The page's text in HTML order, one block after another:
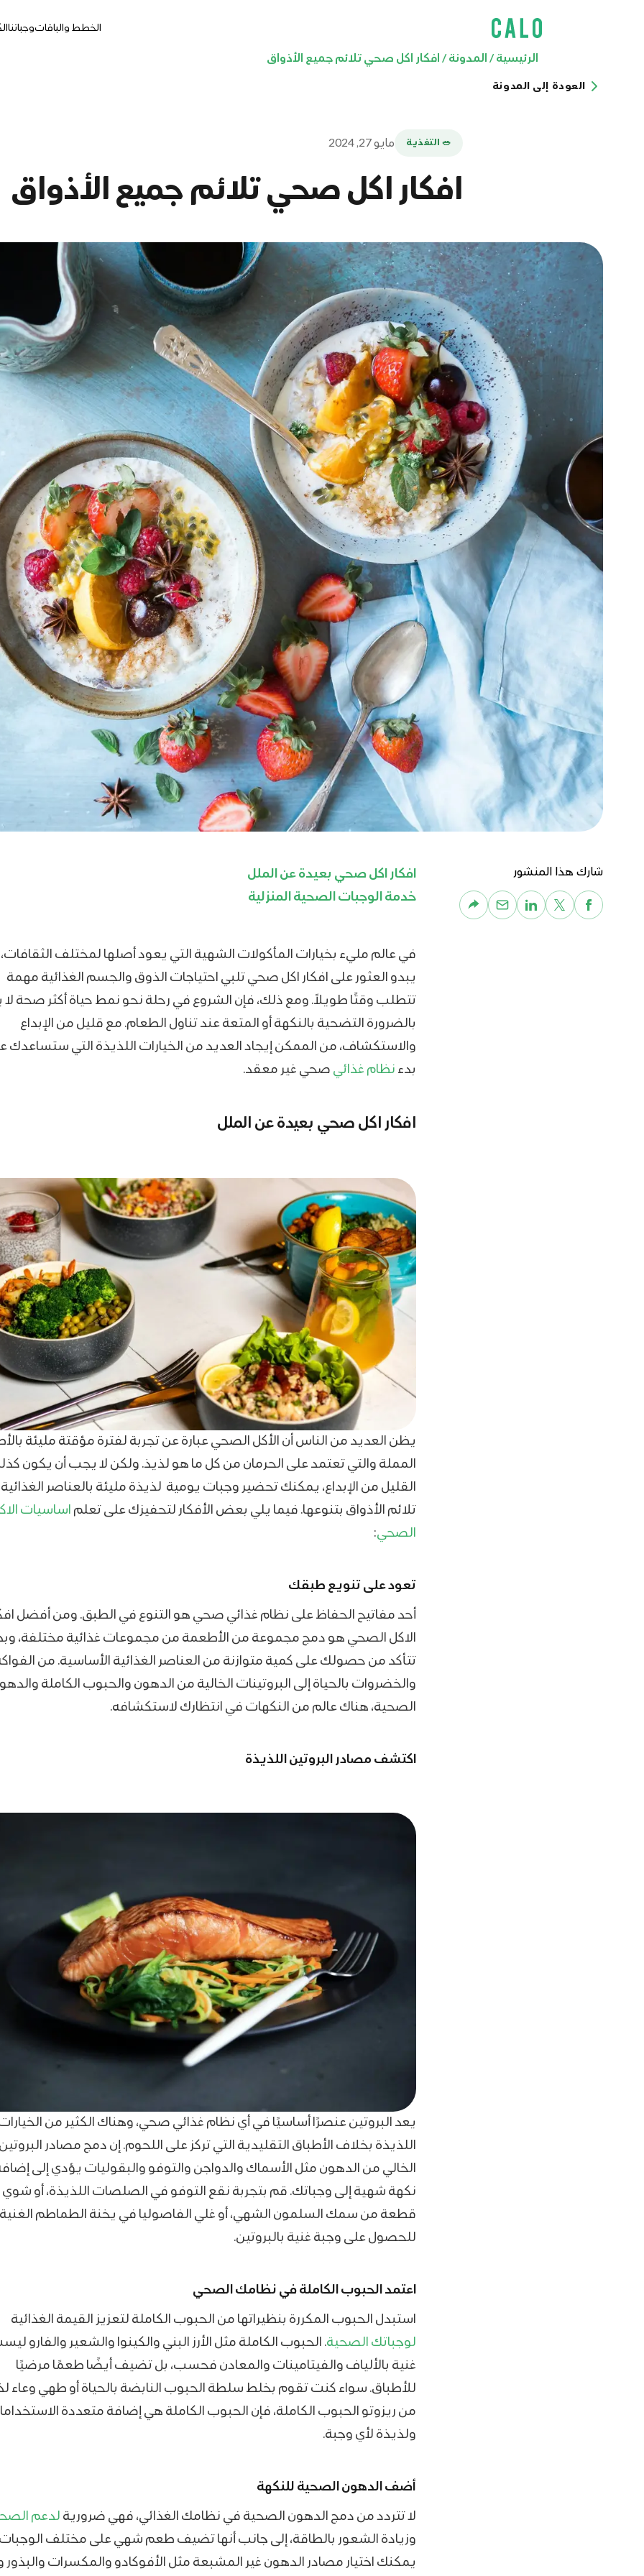
الخطط والباقاتوجباتنا
الرئيسية/ المدونة/ افكار اكل صحي تلائم جميع الأذواق
العودة إلى المدونة
🥗 التغذية مايو 27, 2024
افكار اكل صحي تلائم جميع الأذواق
شارك هذا المنشور
افكار اكل صحي بعيدة عن الملل
خدمة الوجبات الصحية المنزلية
في عالم مليء بخيارات المأكولات الشهية التي يعود أصلها لمختلف
يبدو العثور على افكار اكل صحي تلبي احتياجات الذوق والجسم الغذائية مهمة
تتطلب وقتًا طويلاً. ومع ذلك، فإن الشروع في رحلة نحو نمط حياة أكثر صحة
بالضرورة التضحية بالنكهة أو المتعة عند تناول الطعام. مع قليل من الإبداع
والاستكشاف، من الممكن إيجاد العديد من الخيارات اللذيذة التي ستساعدك
بدء نظام غذائي صحي غير معقد.
افكار اكل صحي بعيدة عن الملل
يظن العديد من الناس أن الأكل الصحي عبارة عن تجربة لفترة مؤقتة مليئة
المملة والتي تعتمد على الحرمان من كل ما هو لذيذ. ولكن لا يجب أن يكون
القليل من الإبداع، يمكنك تحضير وجبات يومية لذيذة مليئة بالعناصر
تلائم الأذواق بتنوعها. فيما يلي بعض الأفكار لتحفيزك على تعلم اساسيات
الصحي:
تعود على تنويع طبقك
أحد مفاتيح الحفاظ على نظام غذائي صحي هو التنوع في الطبق. ومن أفضل
الاكل الصحي هو دمج مجموعة من الأطعمة من مجموعات غذائية مختلفة،
تتأكد من حصولك على كمية متوازنة من العناصر الغذائية الأساسية. من
والخضروات بالحياة إلى البروتينات الخالية من الدهون والحبوب الكاملة
الصحية، هناك عالم من النكهات في انتظارك لاستكشافه.
اكتشف مصادر البروتين اللذيذة
يعد البروتين عنصرًا أساسيًا في أي نظام غذائي صحي، وهناك الكثير من
اللذيذة بخلاف الأطباق التقليدية التي تركز على اللحوم. إن دمج مصادر
الخالي من الدهون مثل الأسماك والدواجن والتوفو والبقوليات يؤدي إلى
نكهة شهية إلى وجباتك. قم بتجربة نقع التوفو في الصلصات اللذيذة، أو شوي
قطعة من سمك السلمون الشهي، أو غلي الفاصوليا في يخنة الطماطم
للحصول على وجبة غنية بالبروتين.
اعتمد الحبوب الكاملة في نظامك الصحي
استبدل الحبوب المكررة بنظيراتها من الحبوب الكاملة لتعزيز القيمة الغذائية
لوجباتك الصحية. الحبوب الكاملة مثل الأرز البني والكينوا والشعير والفارو
غنية بالألياف والفيتامينات والمعادن فحسب، بل تضيف أيضًا طعمًا مرضيًا
للأطباق. سواء كنت تقوم بخلط سلطة الحبوب النابضة بالحياة أو طهي وعاء
من ريزوتو الحبوب الكاملة، فإن الحبوب الكاملة هي إضافة متعددة
ولذيذة لأي وجبة.
أضف الدهون الصحية للنكهة
لا تتردد من دمج الدهون الصحية في نظامك الغذائي، فهي ضرورية لدعم
وزيادة الشعور بالطاقة، إلى جانب أنها تضيف طعم شهي على مختلف
يمكنك اختيار مصادر الدهون غير المشبعة مثل الأفوكادو والمكسرات